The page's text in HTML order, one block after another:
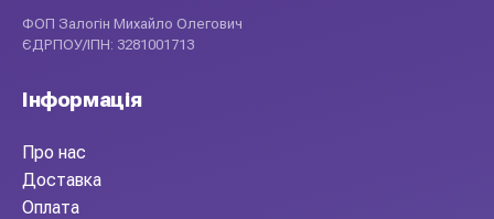
ФОП Залогін Михайло Олегович
ЄДРПОУ/ІПН: 3281001713
Інформація
Про нас
Доставка
Оплата